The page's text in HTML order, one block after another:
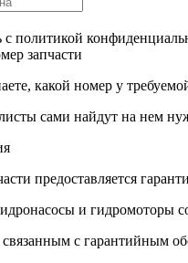
с политикой
запчасти
какой номер у
сами найдут на нем
предоставляется
и гидромоторы
с гарантийным